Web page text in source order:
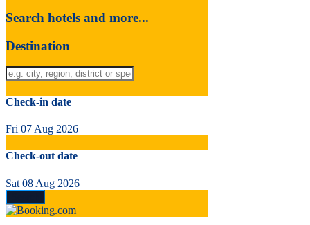
Search hotels and more...
Destination
Check-in date
Fri 07 Aug 2026
Check-out date
Sat 08 Aug 2026